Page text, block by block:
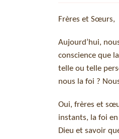
Frères et Sœurs,
Aujourd’hui,
conscience que
telle ou telle
nous la foi ?
Oui, frères et
instants, la foi en
Dieu et savoir